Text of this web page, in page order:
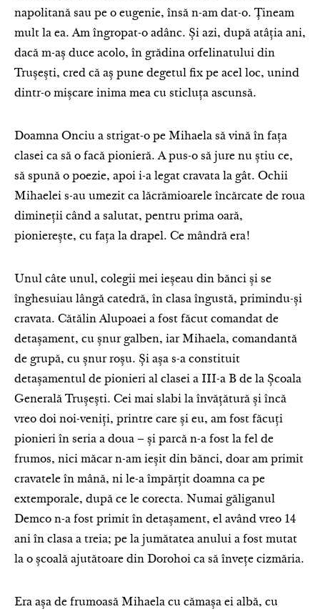
napolitană sau pe o eugenie, însă n-am dat-o. Țineam
mult la ea. Am îngropat-o adânc. Și azi, după atâția ani,
dacă m-aș duce acolo, în grădina orfelinatului din
Trușești, cred că aș pune degetul fix pe acel loc, unind
dintr-o mișcare inima mea cu sticluța ascunsă.
Doamna Onciu a strigat-o pe Mihaela să vină în fața
clasei ca să o facă pionieră. A pus-o să jure nu știu ce,
să spună o poezie, apoi i-a legat cravata la gât. Ochii
Mihaelei s-au umezit ca lăcrămioarele încărcate de roua
dimineții când a salutat, pentru prima oară,
pionierește, cu fața la drapel. Ce mândră era!
Unul câte unul, colegii mei ieșeau din bănci și se
înghesuiau lângă catedră, în clasa îngustă, primindu-și
cravata. Cătălin Alupoaei a fost făcut comandat de
detașament, cu șnur galben, iar Mihaela, comandantă
de grupă, cu șnur roșu. Și așa s-a constituit
detașamentul de pionieri al clasei a III-a B de la Școala
Generală Trușești. Cei mai slabi la învățătură și încă
vreo doi noi-veniți, printre care și eu, am fost făcuți
pionieri în seria a doua – și parcă n-a fost la fel de
frumos, nici măcar n-am ieșit din bănci, doar am primit
cravatele în mână, ni le-a împărțit doamna ca pe
extemporale, după ce le corecta. Numai găliganul
Demco n-a fost primit în detașament, el având vreo 14
ani în clasa a treia; pe la jumătatea anului a fost mutat
la o școală ajutătoare din Dorohoi ca să învețe cizmăria.
Era așa de frumoasă Mihaela cu cămașa ei albă, cu